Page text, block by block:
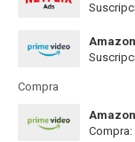
Compra
Compra: